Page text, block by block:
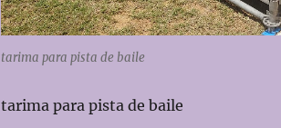
tarima para pista de baile
tarima para pista de baile